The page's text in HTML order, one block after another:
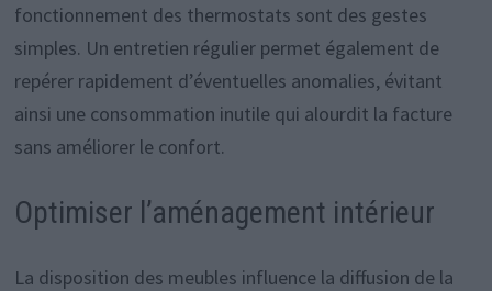
fonctionnement des thermostats sont des gestes
simples. Un entretien régulier permet également de
repérer rapidement d’éventuelles anomalies, évitant
ainsi une consommation inutile qui alourdit la facture
sans améliorer le confort.
Optimiser l’aménagement intérieur
La disposition des meubles influence la diffusion de la